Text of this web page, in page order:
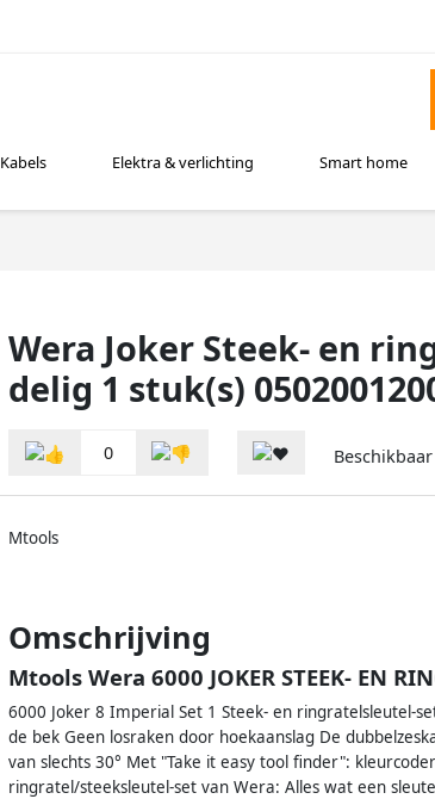
Kabels Elektra & verlichting Smart home
Wera Joker Steek- en
delig 1 stuk(s)
0
Mtools
Omschrijving
Mtools Wera 6000 JOKER STEEK- EN
6000 Joker 8 Imperial Set 1 Steek- en ringratelsleutel-
de bek Geen losraken door hoekaanslag De
van slechts 30° Met "Take it easy tool finder":
ringratel/steeksleutel-set van Wera: Alles wat een